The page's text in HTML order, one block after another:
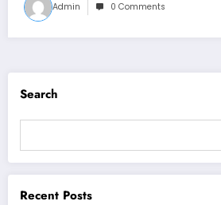
Admin 0 Comments
Search
Recent Posts